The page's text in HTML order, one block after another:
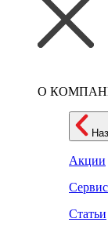
О
Акции
Сервис
Статьи